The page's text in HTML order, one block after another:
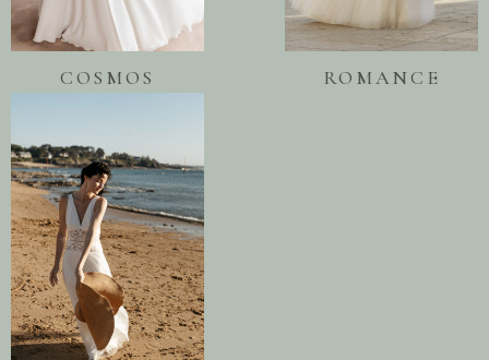
COSMOS ROMANCE